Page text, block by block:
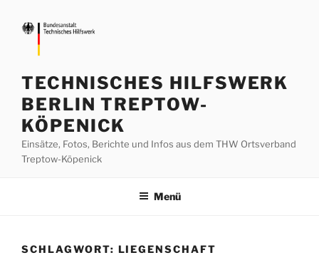
Inhalt
springen
TECHNISCHES HILFSWERK
BERLIN TREPTOW-
KÖPENICK
Einsätze, Fotos, Berichte und Infos aus dem THW Ortsverband
Treptow-Köpenick
Menü
SCHLAGWORT: LIEGENSCHAFT